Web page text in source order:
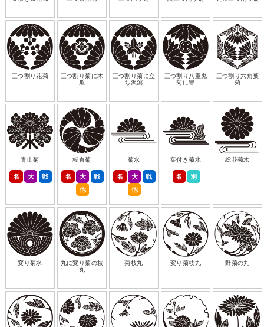
三つ割り花菊
三つ割り菊に木
瓜
三つ割り菊に立
ち沢瀉
三つ割り八重鬼
菊に轡
三つ割り六角葉
菊
青山菊
名 大 戦
板倉菊
名 大
戦
他
菊水
名 大
戦
他
葉付き菊水
名 別
総花菊水
変り菊水
丸に変り菊の枝
丸
菊枝丸 変り菊枝丸 野菊の丸